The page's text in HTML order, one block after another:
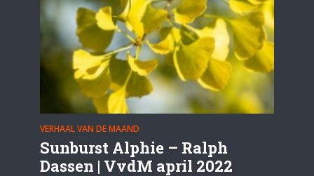
VERHAAL VAN DE MAAND
Sunburst Alphie – Ralph
Dassen | VvdM april 2022